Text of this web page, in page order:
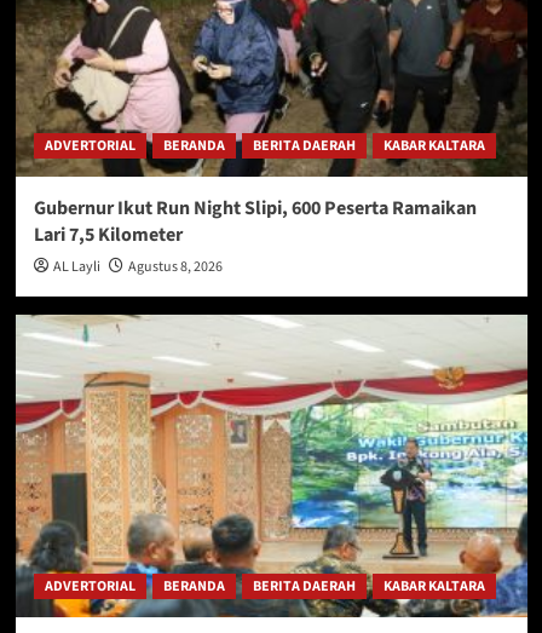
ADVERTORIAL BERANDA BERITA DAERAH KABAR KALTARA
Gubernur Ikut Run Night Slipi, 600 Peserta Ramaikan
Lari 7,5 Kilometer
AL Layli Agustus 8, 2026
ADVERTORIAL BERANDA BERITA DAERAH KABAR KALTARA